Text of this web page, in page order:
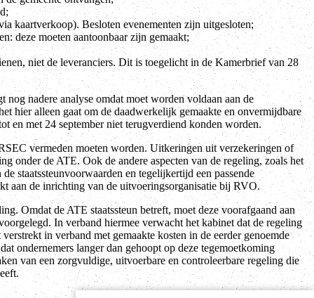
kaartverkoop). Besloten evenementen zijn uitgesloten;
deze moeten aantoonbaar zijn gemaakt;
niet de leveranciers. Dit is toegelicht in de Kamerbrief van 28
nadere analyse omdat moet worden voldaan aan de
hier alleen gaat om de daadwerkelijk gemaakte en onvermijdbare
en met 24 september niet terugverdiend konden worden.
vermeden moeten worden. Uitkeringen uit verzekeringen of
onder de ATE. Ook de andere aspecten van de regeling, zoals het
staatssteunvoorwaarden en tegelijkertijd een passende
aan de inrichting van de uitvoeringsorganisatie bij RVO.
Omdat de ATE staatssteun betreft, moet deze voorafgaand aan
In verband hiermee verwacht het kabinet dat de regeling
in verband met gemaakte kosten in de eerder genoemde
ondernemers langer dan gehoopt op deze tegemoetkoming
van een zorgvuldige, uitvoerbare en controleerbare regeling die